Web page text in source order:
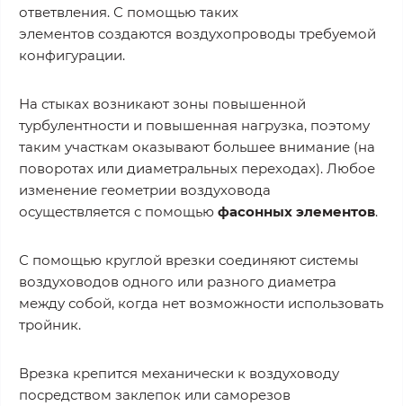
ответвления. С помощью таких
элементов создаются воздухопроводы требуемой
конфигурации.
На стыках возникают зоны повышенной
турбулентности и повышенная нагрузка, поэтому
таким участкам оказывают большее внимание (на
поворотах или диаметральных переходах). Любое
изменение геометрии воздуховода
осуществляется с помощью фасонных элементов.
С помощью круглой врезки соединяют системы
воздуховодов одного или разного диаметра
между собой, когда нет возможности использовать
тройник.
Врезка крепится механически к воздуховоду
посредством заклепок или саморезов